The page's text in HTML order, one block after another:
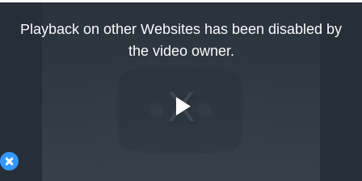
×
Playback on other Websites has been disabled by
the video owner.